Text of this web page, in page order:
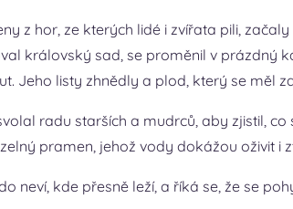
z hor, ze kterých lidé i zvířata pili,
královský sad, se proměnil v prázdný
Jeho listy zhnědly a plod, který se měl
radu starších a mudrců, aby zjistil,
pramen, jehož vody dokážou oživit i
neví, kde přesně leží, a říká se, že se